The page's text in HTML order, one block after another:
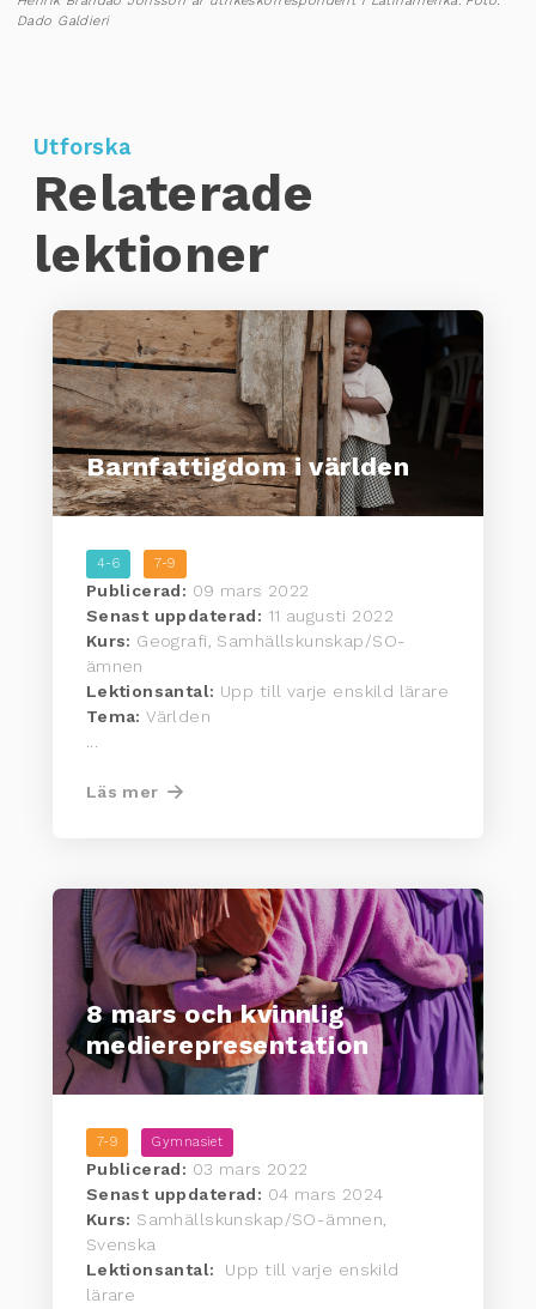
Dado Galdieri
Utforska
Relaterade
lektioner
Barnfattigdom i världen
4-6 7-9
Publicerad: 09 mars 2022
Senast uppdaterad: 11 augusti 2022
Kurs: Geografi, Samhällskunskap/SO-
ämnen
Lektionsantal: Upp till varje enskild lärare
Tema: Världen
Läs mer
8 mars och kvinnlig
medierepresentation
7-9 Gymnasiet
Publicerad: 03 mars 2022
Senast uppdaterad: 04 mars 2024
Kurs: Samhällskunskap/SO-ämnen,
Svenska
Lektionsantal: Upp till varje enskild
lärare